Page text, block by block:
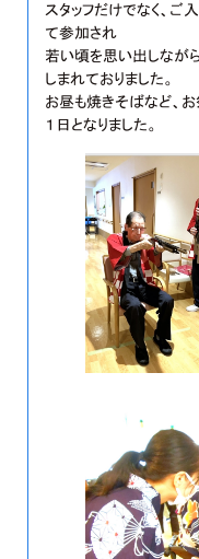
スタッフだけでなく、
て参加され
若い頃を思い出しなが
しまれておりました。
お昼も焼きそばなど、
１日となりました。